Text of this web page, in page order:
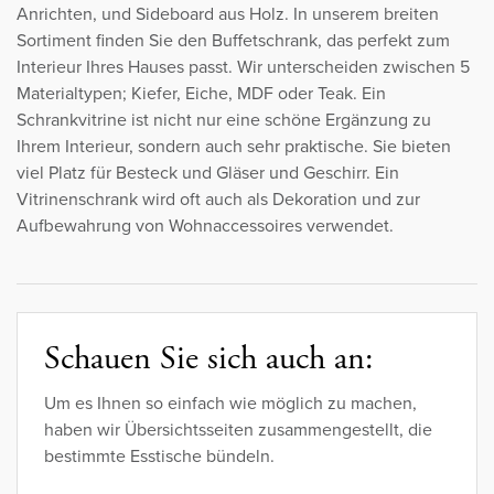
Anrichten, und Sideboard aus Holz. In unserem breiten
Sortiment finden Sie den Buffetschrank, das perfekt zum
Interieur Ihres Hauses passt. Wir unterscheiden zwischen 5
Materialtypen; Kiefer, Eiche, MDF oder Teak. Ein
Schrankvitrine ist nicht nur eine schöne Ergänzung zu
Ihrem Interieur, sondern auch sehr praktische. Sie bieten
viel Platz für Besteck und Gläser und Geschirr. Ein
Vitrinenschrank wird oft auch als Dekoration und zur
Aufbewahrung von Wohnaccessoires verwendet.
Schauen Sie sich auch an:
Um es Ihnen so einfach wie möglich zu machen,
haben wir Übersichtsseiten zusammengestellt, die
bestimmte Esstische bündeln.